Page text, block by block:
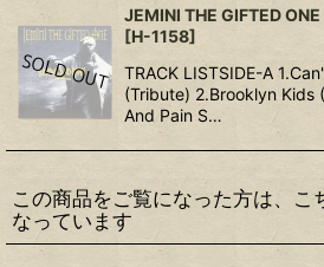
JEMINI THE GIFTED
[H-1158]
TRACK LISTSIDE-A
(Tribute) 2.Brooklyn Kids
And Pain S…
この商品をご覧になった方は、こ
なっています